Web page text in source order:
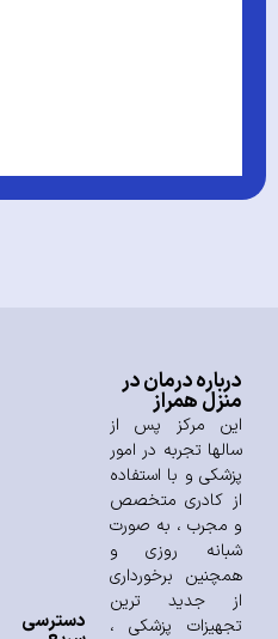
درباره درمان در
منزل همراز
این مرکز پس از
سالها تجربه در امور
پزشکی و با استفاده
از کادری متخصص
و مجرب ، به صورت
شبانه روزی و
همچنین برخورداری
از جدید ترین
تجهیزات پزشکی ،
دسترسی